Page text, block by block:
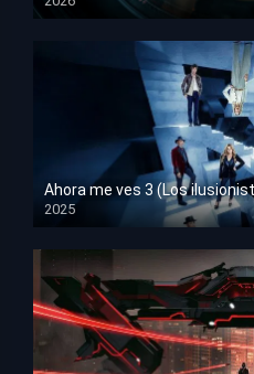
HD 1080p
Ahora me ves 3 (Los
2025
HD 1080p